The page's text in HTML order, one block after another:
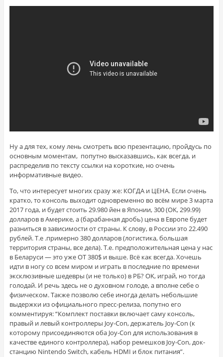
Ну а для тех, кому лень смотреть всю презентацию, пройдусь по
основным моментам, попутно высказавшись, как всегда, и
распределив по тексту ссылки на короткие, но очень
информативные видео.
То, что интересует многих сразу же: КОГДА и ЦЕНА. Если очень
кратко, то консоль выходит одновременно во всём мире 3 марта
2017 года, и будет стоить 29.980 йен в Японии, 300 (OK, 299.99)
долларов в Америке, а (барабанная дробь) цена в Европе будет
разниться в зависимости от страны. К слову, в России это 22.490
рублей. Т.е .примерно 380 долларов (логистика, большая
территория страны, все дела). Т.е. предположительная цена у нас
в Беларуси — это уже ОТ 380$ и выше. Всё как всегда. Хочешь
идти в ногу со всем миром и играть в последние по времени
эксклюзивные шедевры (и не только) в РБ? OK, играй, но тогда
голодай. И речь здесь не о духовном голоде, а вполне себе о
физическом. Также позволю себе иногда делать небольшие
выдержки из официального пресс-релиза, попутно его
комментируя: “Комплект поставки включает саму консоль,
правый и левый контроллеры Joy-Con, держатель Joy-Con (к
которому присоединяются оба Joy-Con для использования в
качестве единого контроллера), набор ремешков Joy-Con, док-
станцию Nintendo Switch, кабель HDMI и блок питания”.